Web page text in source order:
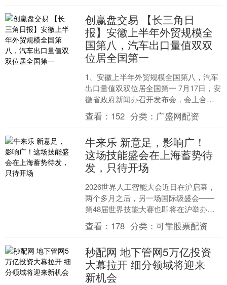
创赢盘交易 【长三角日
报】安徽上半年外贸规模全
国第八，汽车出口量值双双
位居全国第一
1、安徽上半年外贸规模全国第八，汽车
出口量值双双位居全国第一 7月17日，安
徽省政府新闻办召开发布会，会上合肥
海关发布安徽上半年外贸数据。 今年上
半年，安徽全省....
查看： 152 分类： 广盛网配资
牛来乐 新意足，影响广！
这场技能盛会在上海蓄势待
发，只待开场
2026世界人工智能大会近日在沪启幕，
两个多月之后，另一场国际级盛会——
第48届世界技能大赛也即将在沪举办。
前者引领着未来技术的奔涌浪潮，向外
探索智能的边界；....
查看： 178 分类：可靠股票配资
秒配网 地下管网5万亿投资
大幕拉开 细分领域将迎来
新机会